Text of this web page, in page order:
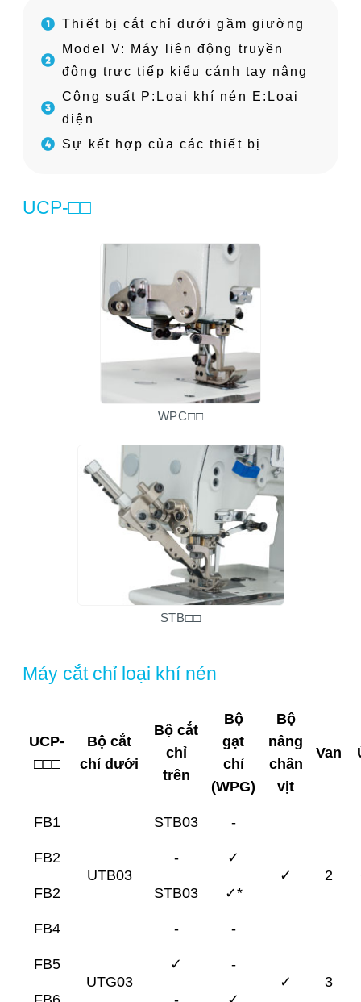
Thiết bị cắt chỉ dưới gầm giường
Model V: Máy liên động truyền
động trực tiếp kiểu cánh tay nâng
Công suất P:Loại khí nén E:Loại
điện
Sự kết hợp của các thiết bị
UCP-□□
WPC□□
STB□□
Máy cắt chỉ loại khí nén
UCP-
□□□
Bộ cắt
chỉ dưới
Bộ cắt
chỉ
trên
Bộ
gạt
chỉ
(WPG)
Bộ
nâng
chân
vịt
Van
FB1
UTB03
STB03 -
✓ 2
FB2 - ✓
FB2 STB03 ✓*
FB4 - -
FB5
UTG03
✓
-
✓
3